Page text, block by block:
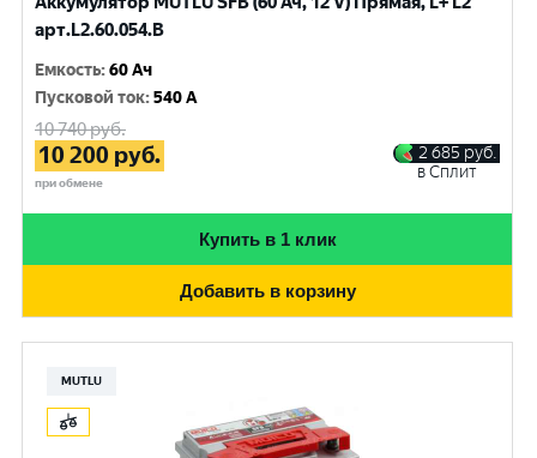
арт.L2.60.054.B
Емкость:60 Ач
Пусковой ток:540 A
10 740руб.
10 200 руб.
при обмене
2 685 руб.
в Сплит
Купить в 1 клик
Добавить в корзину
MUTLU